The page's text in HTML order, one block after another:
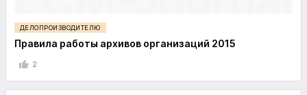
ДЕЛОПРОИЗВОДИТЕЛЮ
Правила работы архивов организаций 2015
2